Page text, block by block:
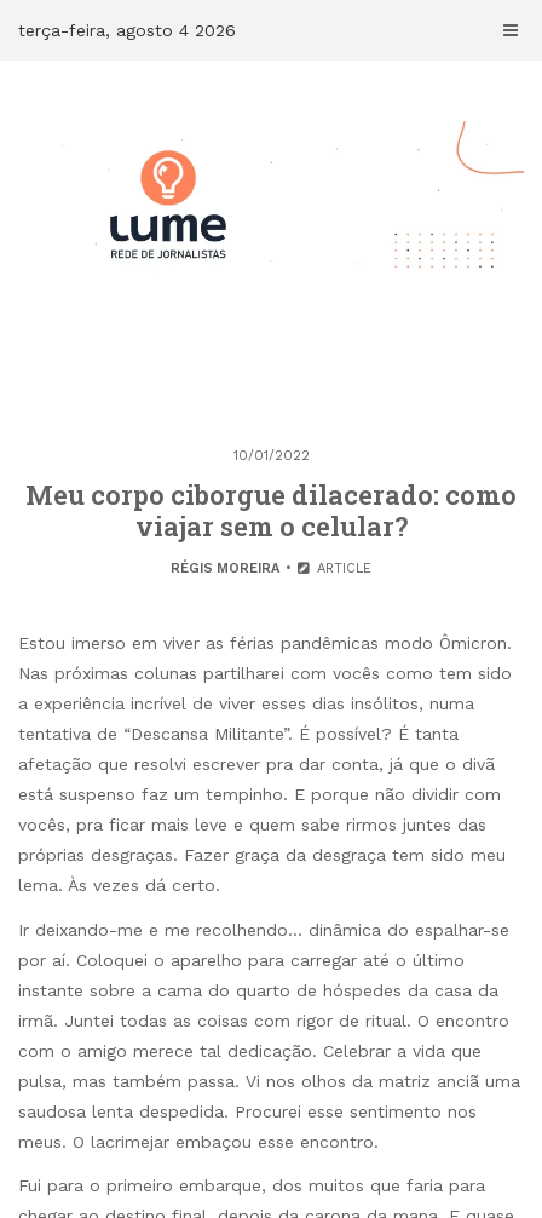
terça-feira, agosto 4 2026
10/01/2022
Meu corpo ciborgue dilacerado: como
viajar sem o celular?
RÉGIS MOREIRA ARTICLE
Estou imerso em viver as férias pandêmicas modo Ômicron.
Nas próximas colunas partilharei com vocês como tem sido
a experiência incrível de viver esses dias insólitos, numa
tentativa de “Descansa Militante”. É possível? É tanta
afetação que resolvi escrever pra dar conta, já que o divã
está suspenso faz um tempinho. E porque não dividir com
vocês, pra ficar mais leve e quem sabe rirmos juntes das
próprias desgraças. Fazer graça da desgraça tem sido meu
lema. Às vezes dá certo.
Ir deixando-me e me recolhendo… dinâmica do espalhar-se
por aí. Coloquei o aparelho para carregar até o último
instante sobre a cama do quarto de hóspedes da casa da
irmã. Juntei todas as coisas com rigor de ritual. O encontro
com o amigo merece tal dedicação. Celebrar a vida que
pulsa, mas também passa. Vi nos olhos da matriz anciã uma
saudosa lenta despedida. Procurei esse sentimento nos
meus. O lacrimejar embaçou esse encontro.
Fui para o primeiro embarque, dos muitos que faria para